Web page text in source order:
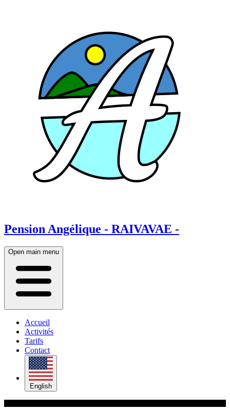
Pension Angélique - RAIVAVAE -
Open main menu
Accueil
Activités
Tarifs
Contact
English